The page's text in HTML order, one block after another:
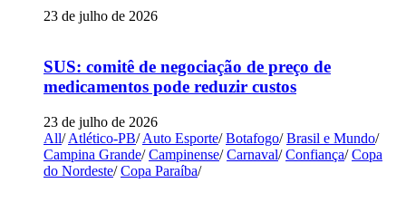
23 de julho de 2026
SUS: comitê de negociação de preço de
medicamentos pode reduzir custos
23 de julho de 2026
All/ Atlético-PB/ Auto Esporte/ Botafogo/ Brasil e Mundo/
Campina Grande/ Campinense/ Carnaval/ Confiança/ Copa
do Nordeste/ Copa Paraíba/